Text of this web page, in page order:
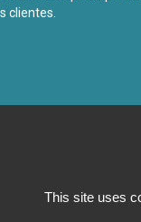
clientes.
This site uses